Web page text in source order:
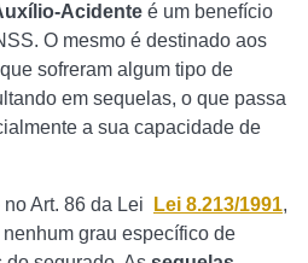
Acidente é um benefício
O mesmo é destinado aos
sofreram algum tipo de
em sequelas, o que passa
a sua capacidade de
Art. 86 da Lei Lei 8.213/1991,
grau específico de